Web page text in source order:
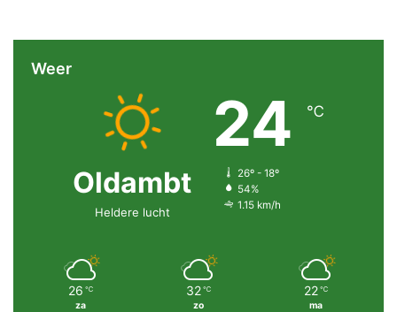
Weer
Oldambt
Heldere lucht
24 ℃
26º - 18º
54%
1.15 km/h
26 ℃
za
32 ℃
zo
22 ℃
ma